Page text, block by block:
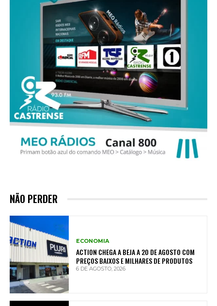
NÃO PERDER
ECONOMIA
ACTION CHEGA A BEJA A 20 DE AGOSTO COM
PREÇOS BAIXOS E MILHARES DE PRODUTOS
6 DE AGOSTO, 2026